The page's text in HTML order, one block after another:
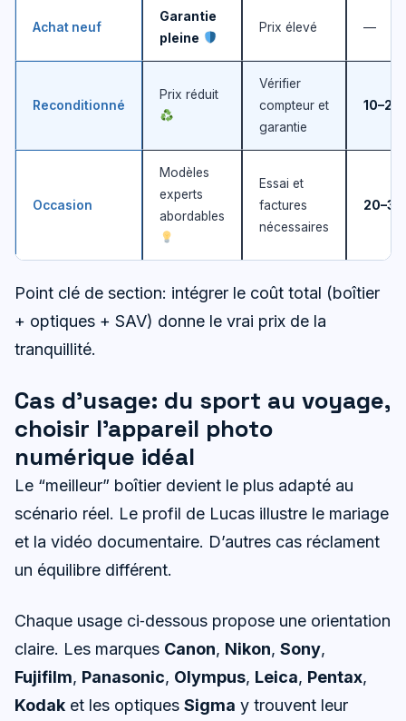
Achat neuf
Garantie
pleine
Prix élevé —
Reconditionné
Prix réduit
Vérifier
compteur et
garantie
10–25
Occasion
Modèles
experts
abordables
Essai et
factures
nécessaires
20–35
Point clé de section: intégrer le coût total (boîtier
+ optiques + SAV) donne le vrai prix de la
tranquillité.
Cas d’usage: du sport au voyage,
choisir l’appareil photo
numérique idéal
Le “meilleur” boîtier devient le plus adapté au
scénario réel. Le profil de Lucas illustre le mariage
et la vidéo documentaire. D’autres cas réclament
un équilibre différent.
Chaque usage ci‑dessous propose une orientation
claire. Les marques Canon, Nikon, Sony,
Fujifilm, Panasonic, Olympus, Leica, Pentax,
Kodak et les optiques Sigma y trouvent leur